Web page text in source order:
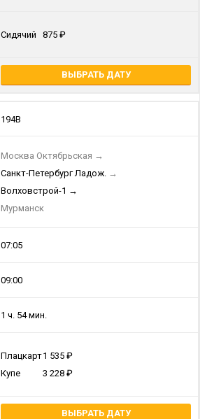
Сидячий 875
ВЫБРАТЬ ДАТУ
194В
Москва Октябрьская →
Санкт-Петербург Ладож. →
Волховстрой-1 →
Мурманск
07:05
09:00
1 ч. 54 мин.
Плацкарт1 535
Купе
3 228
ВЫБРАТЬ ДАТУ